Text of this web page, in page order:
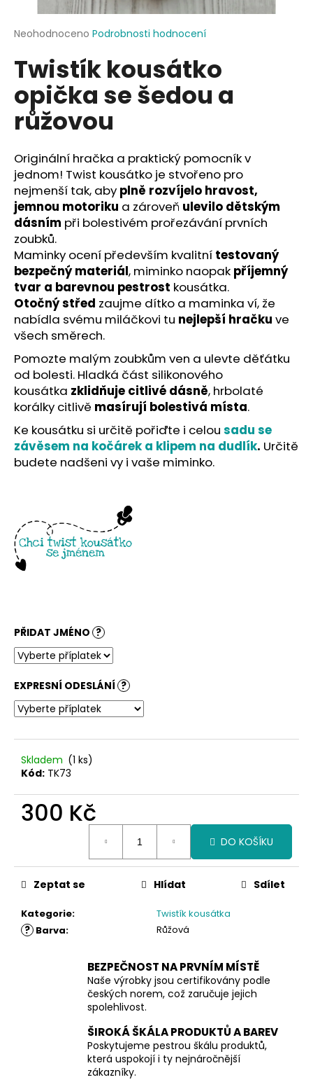
Průměrné
produktu
z
5
hvězdiček.
Neohodnoceno Podrobnosti hodnocení
Twistík kousátko
opička se šedou a
růžovou
Originální hračka a praktický pomocník v
jednom! Twist kousátko je stvořeno pro
nejmenší tak, aby plně rozvíjelo hravost,
jemnou motoriku a zároveň ulevilo dětským
dásním při bolestivém prořezávání prvních
zoubků.
Maminky ocení především kvalitní testovaný
bezpečný materiál, miminko naopak příjemný
tvar a barevnou pestrost kousátka.
Otočný střed zaujme dítko a maminka ví, že
nabídla svému miláčkovi tu nejlepší hračku ve
všech směrech.
Pomozte malým zoubkům ven a ulevte děťátku
od bolesti. Hladká část silikonového
kousátka zklidňuje citlivé dásně, hrbolaté
korálky citlivě masírují bolestivá místa.
Ke kousátku si určitě pořiďte i celou sadu se
závěsem na kočárek a klipem na dudlík. Určitě
budete nadšeni vy i vaše miminko.
PŘIDAT JMÉNO ?
EXPRESNÍ ODESLÁNÍ ?
Skladem (1 ks)
Kód: TK73
300 Kč
DO KOŠÍKU
Kategorie: Twistík kousátka
? Barva: Růžová
Zeptat se Hlídat Sdílet
BEZPEČNOST NA PRVNÍM MÍSTĚ
Naše výrobky jsou certifikovány podle
českých norem, což zaručuje jejich
spolehlivost.
ŠIROKÁ ŠKÁLA PRODUKTŮ A BAREV
Poskytujeme pestrou škálu produktů,
která uspokojí i ty nejnáročnější
zákazníky.
j
t
?
HLEDAT
D
o
p
o
r
u
č
u
e
m
e